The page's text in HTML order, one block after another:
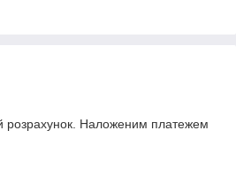
розрахунок. Наложеним платежем